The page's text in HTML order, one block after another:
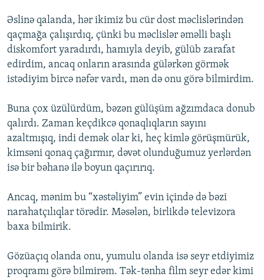
Əslinə qalanda, hər ikimiz bu cür dost məclislərindən
qaçmağa çalışırdıq, çünki bu məclislər əməlli başlı
diskomfort yaradırdı, hamıyla deyib, gülüb zarafat
edirdim, ancaq onların arasında gülərkən görmək
istədiyim bircə nəfər vardı, mən də onu görə bilmirdim.
Buna çox üzülürdüm, bəzən gülüşüm ağzımdaca donub
qalırdı. Zaman keçdikcə qonaqlıqların sayını
azaltmışıq, indi demək olar ki, heç kimlə görüşmürük,
kimsəni qonaq çağırmır, dəvət olunduğumuz yerlərdən
isə bir bəhanə ilə boyun qaçırırıq.
Ancaq, mənim bu “xəstəliyim” evin içində də bəzi
narahatçılıqlar törədir. Məsələn, birlikdə televizora
baxa bilmirik.
Gözüaçıq olanda onu, yumulu olanda isə seyr etdiyimiz
proqramı görə bilmirəm. Tək-tənha film seyr edər kimi